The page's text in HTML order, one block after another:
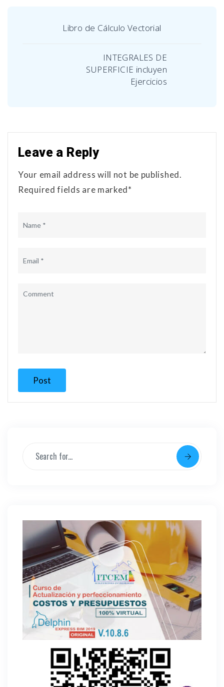
Libro de Cálculo Vectorial
INTEGRALES DE
SUPERFICIE incluyen
Ejercicios
Leave a Reply
Your email address will not be published.
Required fields are marked*